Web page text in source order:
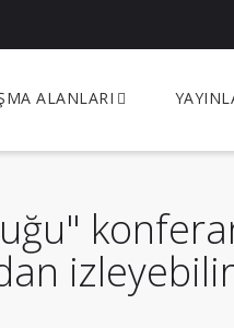
ALANLARI